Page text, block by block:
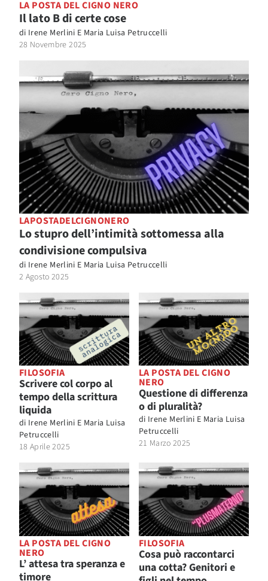
LA POSTA DEL CIGNO NERO
Il lato B di certe cose
di Irene Merlini E Maria Luisa Petruccelli
28 Novembre 2025
LAPOSTADELCIGNONERO
Lo stupro dell’intimità sottomessa alla
condivisione compulsiva
di Irene Merlini E Maria Luisa Petruccelli
2 Agosto 2025
FILOSOFIA
Scrivere col corpo al
tempo della scrittura
liquida
di Irene Merlini E Maria Luisa
Petruccelli
18 Aprile 2025
LA POSTA DEL CIGNO
NERO
Questione di differenza
o di pluralità?
di Irene Merlini E Maria Luisa
Petruccelli
21 Marzo 2025
LA POSTA DEL CIGNO
NERO
L’ attesa tra speranza e
timore
FILOSOFIA
Cosa può raccontarci
una cotta? Genitori e